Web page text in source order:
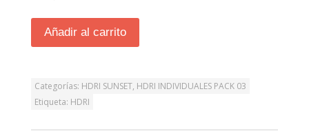
Añadir al carrito
Categorías: HDRI SUNSET, HDRI INDIVIDUALES PACK 03
Etiqueta: HDRI